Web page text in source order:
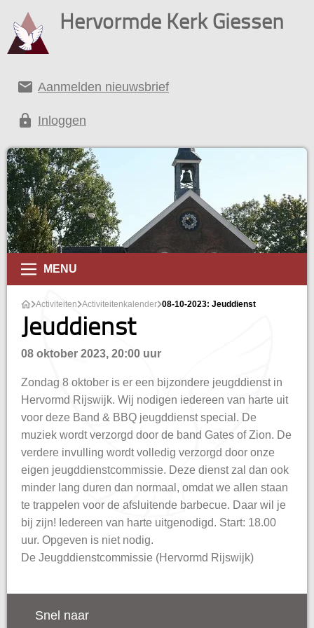
Hervormde Kerk Giessen
email Aanmelden nieuwsbrief
lock Inloggen
MENU
Activiteiten Activiteitenkalender 08-10-2023: Jeuddienst
Jeuddienst
08 oktober 2023, 20:00 uur
Zondag 8 oktober is er een bijzondere jeugddienst in
Hervormd Rijswijk. Wij nodigen iedereen van harte uit
voor deze Band & BBQ jeugddienst special. De
muziek wordt verzorgd door de band Gates of Zion. De
verdere invulling wordt volledig verzorgd door onze
eigen jeugddienstcommissie. Deze dienst zal dan ook
minder lang duren dan normaal, omdat we allen staan
te trappelen voor de afsluitende barbecue. Daar wil je
bij zijn! Iedereen van harte uitgenodigd. Start: 18.00
uur. Opgeven is niet nodig.
De Jeugddienstcommissie (Hervormd Rijswijk)
Snel naar